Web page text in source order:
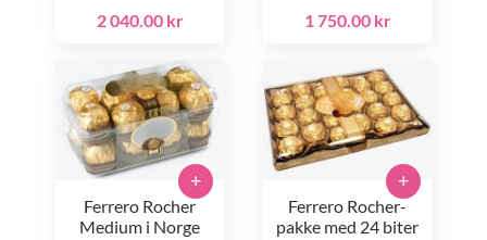
2 040.00 kr 1 750.00 kr
Ferrero Rocher
Medium i Norge
+
Ferrero Rocher-
pakke med 24 biter
+